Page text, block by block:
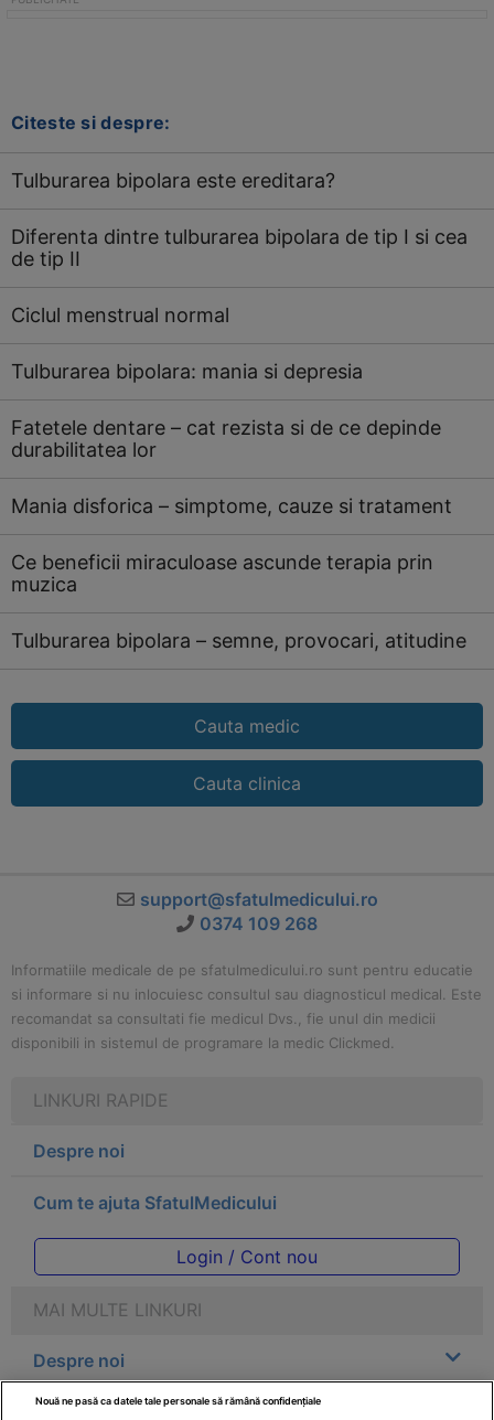
Citeste si despre:
Tulburarea bipolara este ereditara?
Diferenta dintre tulburarea bipolara de tip I si cea
de tip II
Ciclul menstrual normal
Tulburarea bipolara: mania si depresia
Fatetele dentare – cat rezista si de ce depinde
durabilitatea lor
Mania disforica – simptome, cauze si tratament
Ce beneficii miraculoase ascunde terapia prin
muzica
Tulburarea bipolara – semne, provocari, atitudine
Cauta medic
Cauta clinica
support@sfatulmedicului.ro
0374 109 268
Informatiile medicale de pe sfatulmedicului.ro sunt pentru educatie
si informare si nu inlocuiesc consultul sau diagnosticul medical. Este
recomandat sa consultati fie medicul Dvs., fie unul din medicii
disponibili in sistemul de programare la medic Clickmed.
LINKURI RAPIDE
Despre noi
Cum te ajuta SfatulMedicului
Login / Cont nou
MAI MULTE LINKURI
Despre noi
Legal
Nouă ne pasă ca datele tale personale să rămână confidențiale